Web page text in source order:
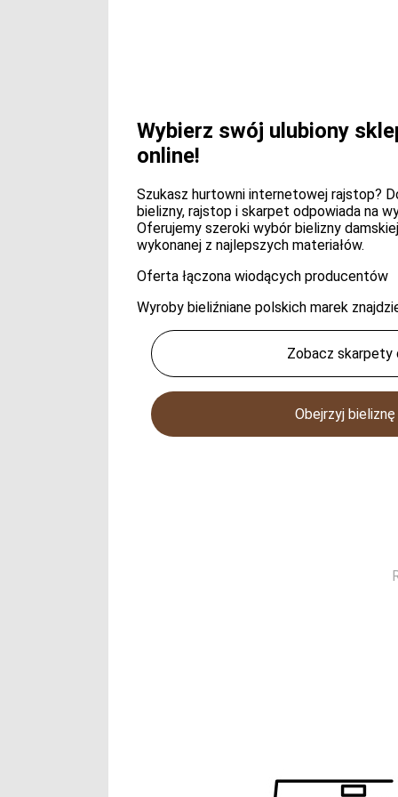
Wybierz swój ulubiony
online!
Szukasz hurtowni internetowej rajstop?
bielizny, rajstop i skarpet odpowiada na
Oferujemy szeroki wybór bielizny
wykonanej z najlepszych materiałów.
Oferta łączona wiodących producentów
Wyroby bieliźniane polskich marek
Zobacz skarpety
Obejrzyj